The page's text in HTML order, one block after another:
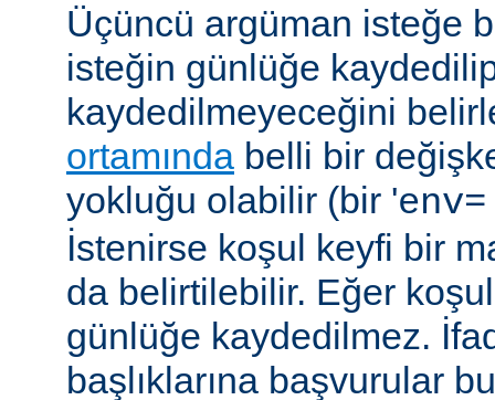
Üçüncü argüman isteğe
isteğin günlüğe
kaydedilmeyeceğini
ortamında belli bir
yokluğu olabilir (bir '
İstenirse koşul keyfi bir
da belirtilebilir. Eğer
günlüğe kaydedilmez.
başlıklarına başvurular